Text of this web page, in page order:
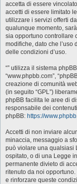
accetta di essere
accetti di essere limitato
utilizzare i servizi offerti
qualunque momento,
sia opportuno controllare
modifiche, dato che l’uso
delle condizioni d’uso.
“” utilizza il sistema
“www.phpbb.com”,
creazione di comunità
(in seguito “GPL”)
phpBB facilita le aree di
responsabile dei
phpBB: https://
Accetti di non inviare
minaccia, messaggio a
può violare una qualsiasi
ospitato, o di una Legge
permanente divieto di
ritenuto da noi
e rinforzare queste